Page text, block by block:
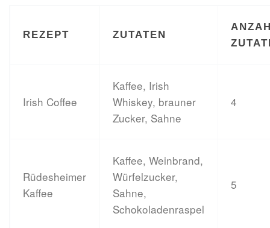
REZEPT ZUTATEN
Irish Coffee
Kaffee, Irish
Whiskey, brauner
Zucker, Sahne
4
Rüdesheimer
Kaffee
Kaffee, Weinbrand,
Würfelzucker,
Sahne,
Schokoladenraspel
5